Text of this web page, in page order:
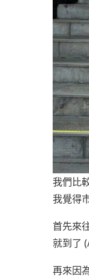
我們比
我覺得
首先來
就到了
再來因